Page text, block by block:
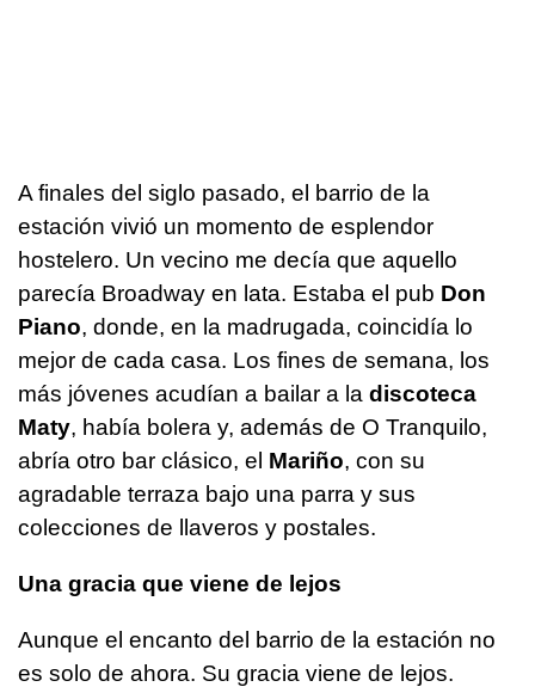
A finales del siglo pasado, el barrio de la
estación vivió un momento de esplendor
hostelero. Un vecino me decía que aquello
parecía Broadway en lata. Estaba el pub Don
Piano, donde, en la madrugada, coincidía lo
mejor de cada casa. Los fines de semana, los
más jóvenes acudían a bailar a la discoteca
Maty, había bolera y, además de O Tranquilo,
abría otro bar clásico, el Mariño, con su
agradable terraza bajo una parra y sus
colecciones de llaveros y postales.
Una gracia que viene de lejos
Aunque el encanto del barrio de la estación no
es solo de ahora. Su gracia viene de lejos.